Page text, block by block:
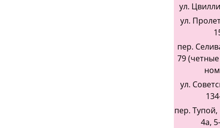
ул.
ул.
пер.
79
ул.
пер. Тупой,
4а,